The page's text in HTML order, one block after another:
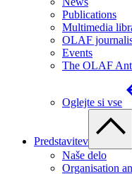
Publications
Multimedia
OLAF
Events
The OLAF
Oglejte si vse
Predstavitev
Naše delo
Organisation